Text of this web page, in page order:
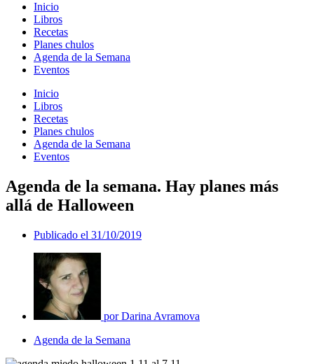
Inicio
Libros
Recetas
Planes chulos
Agenda de la Semana
Eventos
Inicio
Libros
Recetas
Planes chulos
Agenda de la Semana
Eventos
Agenda de la semana. Hay planes más
allá de Halloween
Publicado el 31/10/2019
porDarina Avramova
Agenda de la Semana